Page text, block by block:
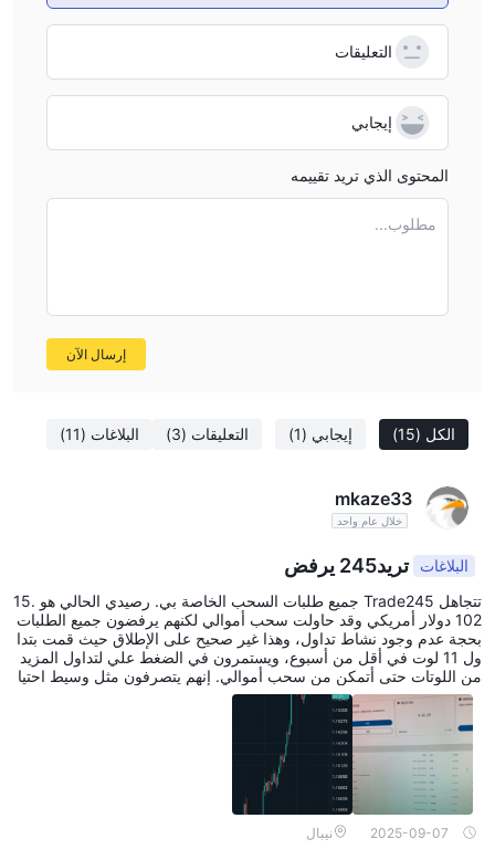
الكل (15) إيجابي (1) التعليقات (3) البلاغات (11)
mkaze33
خلال عام واحد
البلاغات تريد245 يرفض
تتجاهل Trade245 جميع طلبات السحب الخاصة بي. رصيدي الحالي هو 15.
102 دولار أمريكي وقد حاولت سحب أموالي لكنهم يرفضون جميع الطلبات
بحجة عدم وجود نشاط تداول، وهذا غير صحيح على الإطلاق حيث قمت بتدا
ول 11 لوت في أقل من أسبوع، ويستمرون في الضغط علي لتداول المزيد
من اللوتات حتى أتمكن من سحب أموالي. إنهم يتصرفون مثل وسيط احتيا
لي لأن ليس لديهم الحق في حجز أموال العميل. الآن طلبت منهم إغلاق ح
سابي وإعادة جميع أموالي إلى بطاقة الائتمان المستخدمة للإيداع لكنهم لا ي
ردون. أعتقد أن الجميع يجب أن يكون على علم بهذا الوسيط.
2025-09-07 نيبال
التعليقات
إيجابي
المحتوى الذي تريد تقييمه
مطلوب...
إرسال الآن